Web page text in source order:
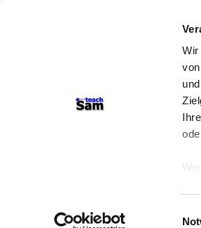
Wir
teachSam-